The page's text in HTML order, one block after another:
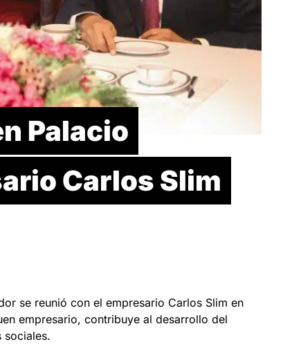
Palacio
Carlos Slim
se reunió con el empresario Carlos Slim en
empresario, contribuye al desarrollo del
sociales.